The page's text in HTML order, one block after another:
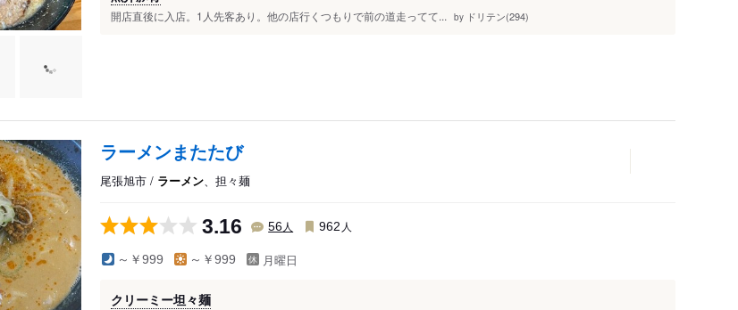
開店直後に入店。1人先客あり。他の店行くつもりで前の道走ってて... by ドリテン(294)
ラーメンまたたび
尾張旭市 / ラーメン、担々麺
3.16 56人 962 人
～￥999 ～￥999 月曜日
クリーミー坦々麺